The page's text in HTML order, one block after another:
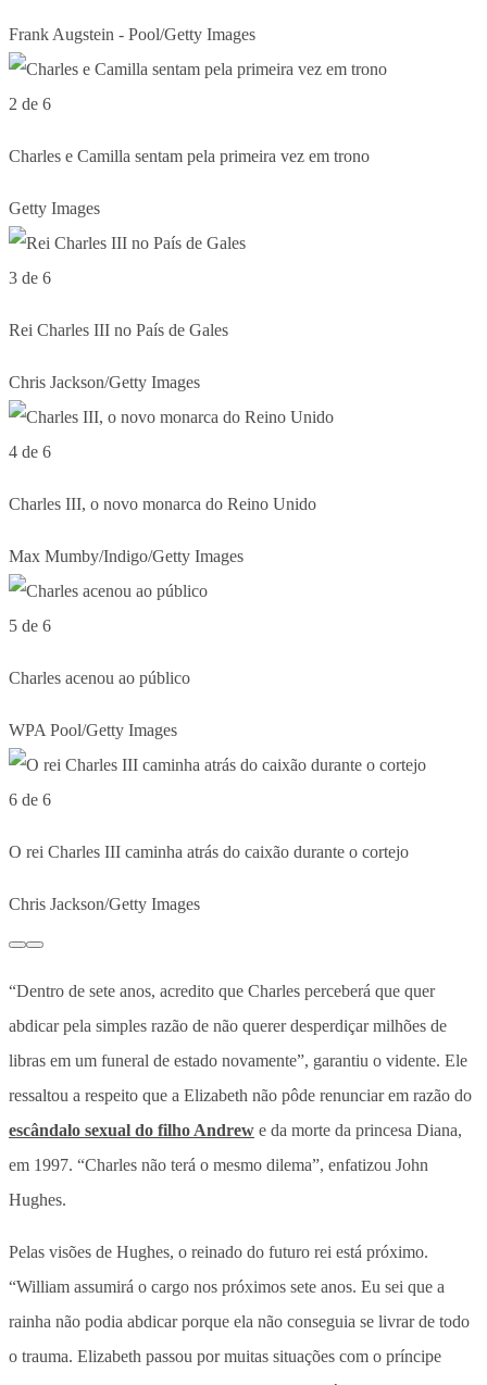
Frank Augstein - Pool/Getty Images
2 de 6
Charles e Camilla sentam pela primeira vez em trono
Getty Images
3 de 6
Rei Charles III no País de Gales
Chris Jackson/Getty Images
4 de 6
Charles III, o novo monarca do Reino Unido
Max Mumby/Indigo/Getty Images
5 de 6
Charles acenou ao público
WPA Pool/Getty Images
6 de 6
O rei Charles III caminha atrás do caixão durante o cortejo
Chris Jackson/Getty Images
“Dentro de sete anos, acredito que Charles perceberá que quer
abdicar pela simples razão de não querer desperdiçar milhões de
libras em um funeral de estado novamente”, garantiu o vidente. Ele
ressaltou a respeito que a Elizabeth não pôde renunciar em razão do
escândalo sexual do filho Andrew e da morte da princesa Diana,
em 1997. “Charles não terá o mesmo dilema”, enfatizou John
Hughes.
Pelas visões de Hughes, o reinado do futuro rei está próximo.
“William assumirá o cargo nos próximos sete anos. Eu sei que a
rainha não podia abdicar porque ela não conseguia se livrar de todo
o trauma. Elizabeth passou por muitas situações com o príncipe